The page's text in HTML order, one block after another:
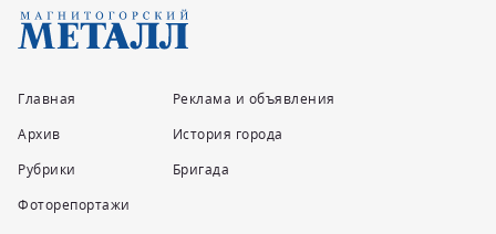
Главная
Архив
Рубрики
Реклама и объявления
История города